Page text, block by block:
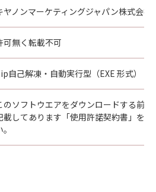
ヤノンマーケティングジャパン株式会社
可無く転載不可
自己解凍・自動実行型（EXE 形式）
のソフトウエアをダウンロードする前
載してあります「使用許諾契約書」を